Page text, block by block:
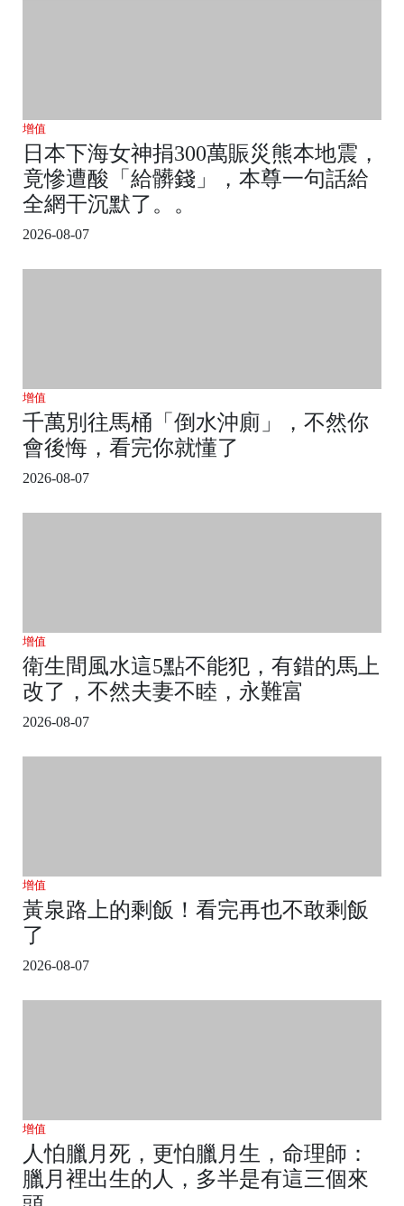
增值
日本下海女神捐300萬賑災熊本地震，
竟慘遭酸「給髒錢」，本尊一句話給
全網干沉默了。。
2026-08-07
增值
千萬別往馬桶「倒水沖廁」，不然你
會後悔，看完你就懂了
2026-08-07
增值
衛生間風水這5點不能犯，有錯的馬上
改了，不然夫妻不睦，永難富
2026-08-07
增值
黃泉路上的剩飯！看完再也不敢剩飯
了
2026-08-07
增值
人怕臘月死，更怕臘月生，命理師：
臘月裡出生的人，多半是有這三個來